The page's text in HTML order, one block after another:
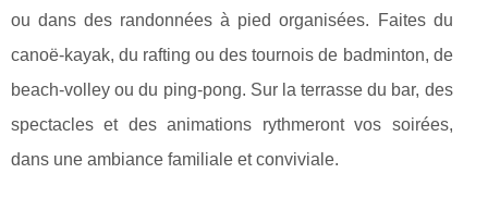
ou dans des randonnées à pied organisées. Faites du
canoë-kayak, du rafting ou des tournois de badminton, de
beach-volley ou du ping-pong. Sur la terrasse du bar, des
spectacles et des animations rythmeront vos soirées,
dans une ambiance familiale et conviviale.